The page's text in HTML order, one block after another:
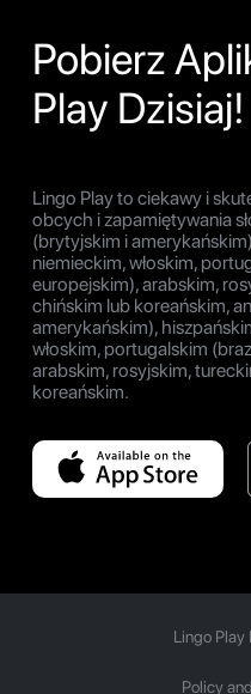
Pobierz
Play Dzisiaj!
Lingo Play to ciekawy i
obcych i zapamiętywania
(brytyjskim i
niemieckim, włoskim,
europejskim), arabskim,
chińskim lub koreańskim,
amerykańskim),
włoskim, portugalskim
arabskim, rosyjskim,
koreańskim.
Lingo Play
Policy